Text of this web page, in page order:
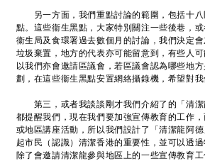
另一方面，我們重點討論的範圍，包括十八
點。這些衞生黑點，大家特別關注一些後巷，
衞生局及食環署過去數個月的討論，我們決定
垃圾棄置，地方的代表亦可能留意到，有些人
以我們亦會邀請區議會，若區議會認為哪些地
劃，在這些衞生黑點安置網絡攝錄機，希望對
第三，或者我談談剛才我們介紹了的「清潔
都提醒我們，現在我們要加強宣傳教育的工作
或地區講座活動，所以我們設計了「清潔龍阿
起市民（認識）清潔香港的重要性，並可以透
除了會邀請清潔龍參與地區上的一些宣傳教育